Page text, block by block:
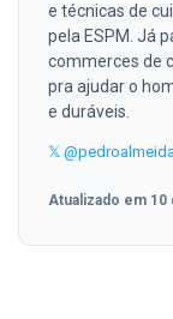
e técnicas de
pela ESPM. Já
commerces de
pra ajudar o
e duráveis.
𝕏
Atualizado em 10